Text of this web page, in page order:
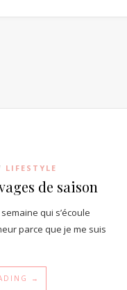
LIFESTYLE
de saison
qui s’écoule
parce que je me suis
→